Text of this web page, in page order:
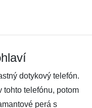
dotykový telefón.
tohto telefónu, potom
perá s